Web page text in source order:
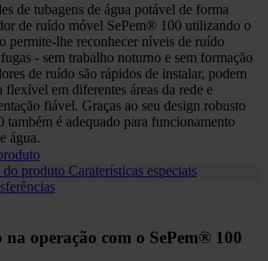
de tubagens de água potável de forma
de ruído móvel SePem® 100 utilizando o
permite-lhe reconhecer níveis de ruído
- sem trabalho noturno e sem formação
de ruído são rápidos de instalar, podem
flexível em diferentes áreas da rede e
fiável. Graças ao seu design robusto
é adequado para funcionamento
água.
do produto Caraterísticas especiais
operação com o SePem® 100